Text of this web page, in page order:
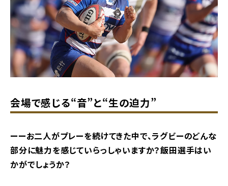
会場で感じる“音”と“生の迫力”
ーーお二人がプレーを続けてきた中で、ラグビーのどんな
部分に魅力を感じていらっしゃいますか？飯田選手はい
かがでしょうか？